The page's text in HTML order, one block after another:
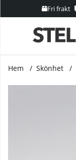
Fri frakt
Hem Skönhet